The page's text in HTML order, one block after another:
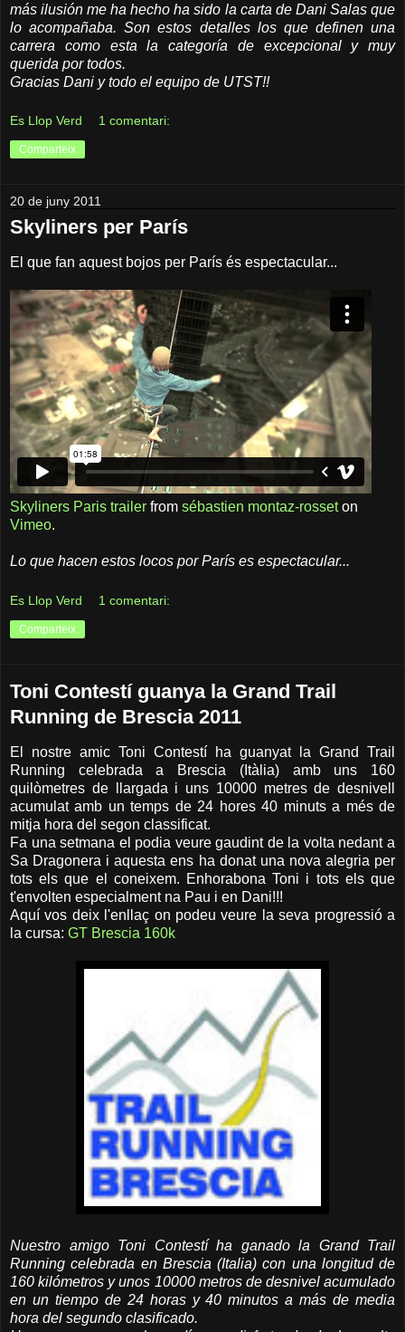
más ilusión me ha hecho ha sido la carta de Dani Salas que
lo acompañaba. Son estos detalles los que definen una
carrera como esta la categoría de excepcional y muy
querida por todos.
Gracias Dani y todo el equipo de UTST!!
Es Llop Verd 1 comentari:
Comparteix
20 de juny 2011
Skyliners per París
El que fan aquest bojos per París és espectacular...
Skyliners Paris trailer from sébastien montaz-rosseton
Vimeo.
Lo que hacen estos locos por París es espectacular...
Es Llop Verd 1 comentari:
Comparteix
Toni Contestí guanya la Grand Trail
Running de Brescia 2011
El nostre amic Toni Contestí ha guanyat la Grand Trail
Running celebrada a Brescia (Itàlia) amb uns 160
quilòmetres de llargada i uns 10000 metres de desnivell
acumulat amb un temps de 24 hores 40 minuts a més de
mitja hora del segon classificat.
Fa una setmana el podia veure gaudint de la volta nedant a
Sa Dragonera i aquesta ens ha donat una nova alegria per
tots els que el coneixem. Enhorabona Toni i tots els que
t'envolten especialment na Pau i en Dani!!!
Aquí vos deix l'enllaç on podeu veure la seva progressió a
la cursa: GT Brescia 160k
Nuestro amigo Toni Contestí ha ganado la Grand Trail
Running celebrada en Brescia (Italia) con una longitud de
160 kilómetros y unos 10000 metros de desnivel acumulado
en un tiempo de 24 horas y 40 minutos a más de media
hora del segundo clasificado.